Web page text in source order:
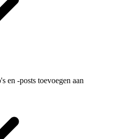
en -posts toevoegen aan